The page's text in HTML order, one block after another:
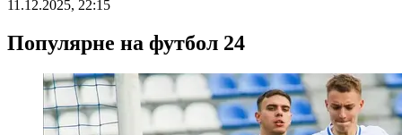
11.12.2025, 22:15
Популярне на футбол 24